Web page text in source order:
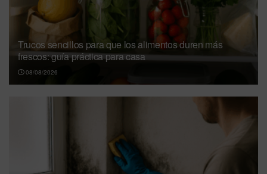
Trucos sencillos para que los alimentos duren más
frescos: guía práctica para casa
08/08/2026